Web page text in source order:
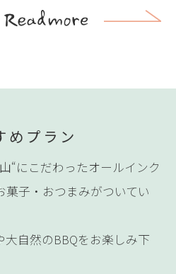
めプラン
“にこだわったオールインク
子・おつまみがついてい
自然のBBQをお楽しみ下